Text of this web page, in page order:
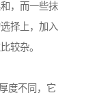
，而一些抹
择上，加入
较杂。
度不同，它